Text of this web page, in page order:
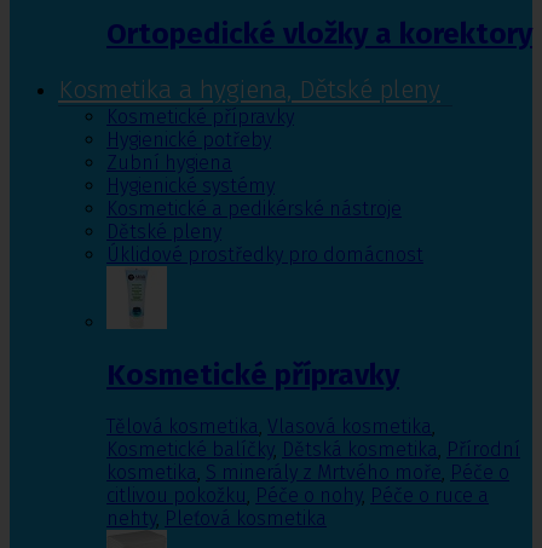
Ortopedické vložky a korektory
Kosmetika a hygiena, Dětské pleny
Kosmetické přípravky
Hygienické potřeby
Zubní hygiena
Hygienické systémy
Kosmetické a pedikérské nástroje
Dětské pleny
Úklidové prostředky pro domácnost
Kosmetické přípravky
Tělová kosmetika, Vlasová kosmetika,
Kosmetické balíčky, Dětská kosmetika, Přírodní
kosmetika, S minerály z Mrtvého moře, Péče o
citlivou pokožku, Péče o nohy, Péče o ruce a
nehty, Pleťová kosmetika